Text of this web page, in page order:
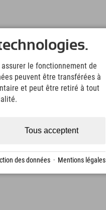
le fonctionnement de
peuvent être transférées à
et peut être retiré à tout
Tous acceptent
des données · Mentions légales